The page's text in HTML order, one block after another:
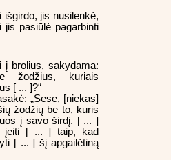
išgirdo, jis nusilenkė,
pasiūlė pagarbinti
į brolius, sakydama:
žodžius, kuriais
[ ... ]?“
„Sese, [niekas]
žodžių be to, kuris
į savo širdį. [ ... ]
[ ... ] taip, kad
[ ... ] šį apgailėtiną